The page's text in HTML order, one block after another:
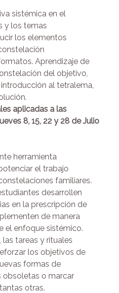
sistémica en el
y los temas
los elementos
Aprendizaje de
del objetivo,
al tetralema,
aplicadas a las
8, 15, 22 y 28 de Julio
herramienta
el trabajo
familiares.
desarrollen
en la prescripción de
de manera
el enfoque sistémico.
tareas y rituales
los objetivos de
formas de
obsoletas o marcar
otras.